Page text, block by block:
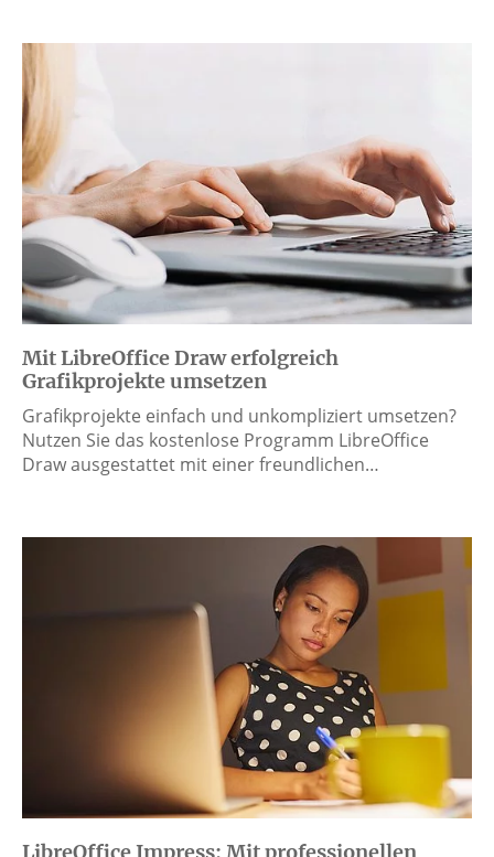
Mit LibreOffice Draw erfolgreich
Grafikprojekte umsetzen
Grafikprojekte einfach und unkompliziert umsetzen?
Nutzen Sie das kostenlose Programm LibreOffice
Draw ausgestattet mit einer freundlichen…